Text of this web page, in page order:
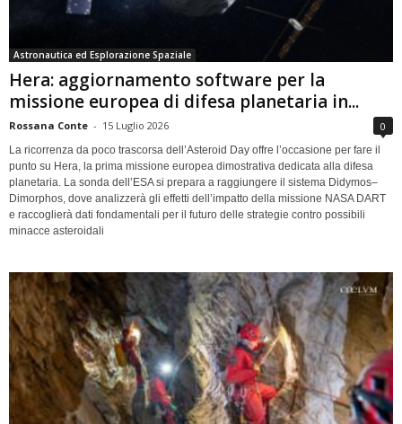
Astronautica ed Esplorazione Spaziale
Hera: aggiornamento software per la
missione europea di difesa planetaria in...
Rossana Conte - 15 Luglio 2026 0
La ricorrenza da poco trascorsa dell’Asteroid Day offre l’occasione per fare il
punto su Hera, la prima missione europea dimostrativa dedicata alla difesa
planetaria. La sonda dell’ESA si prepara a raggiungere il sistema Didymos–
Dimorphos, dove analizzerà gli effetti dell’impatto della missione NASA DART
e raccoglierà dati fondamentali per il futuro delle strategie contro possibili
minacce asteroidali